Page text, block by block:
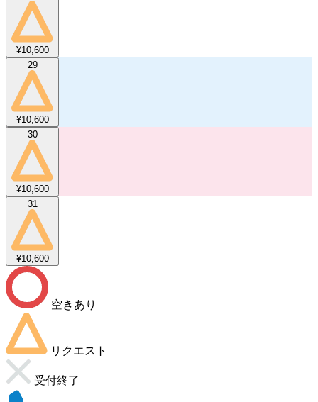
¥10,600
29
¥10,600
30
¥10,600
31
¥10,600
空きあり
リクエスト
受付終了